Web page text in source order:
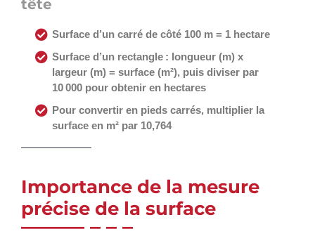
tête
Surface d’un carré de côté 100 m = 1 hectare
Surface d’un rectangle : longueur (m) x
largeur (m) = surface (m²), puis diviser par
10 000 pour obtenir en hectares
Pour convertir en pieds carrés, multiplier la
surface en m² par 10,764
Importance de la mesure
précise de la surface